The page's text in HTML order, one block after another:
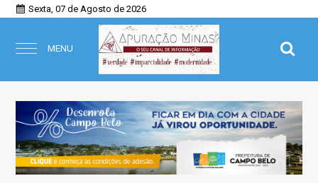
Sexta, 07 de Agosto de 2026
MENU